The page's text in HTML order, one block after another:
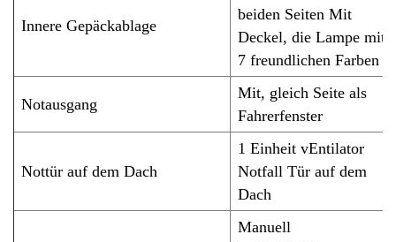
Innere Gepäckablage
beiden Seiten Mit
Deckel, die Lampe mit
7 freundlichen Farben
Notausgang
Mit, gleich Seite als
Fahrerfenster
Nottür auf dem Dach
1 Einheit vEntilator
Notfall Tür auf dem
Dach
Manuell